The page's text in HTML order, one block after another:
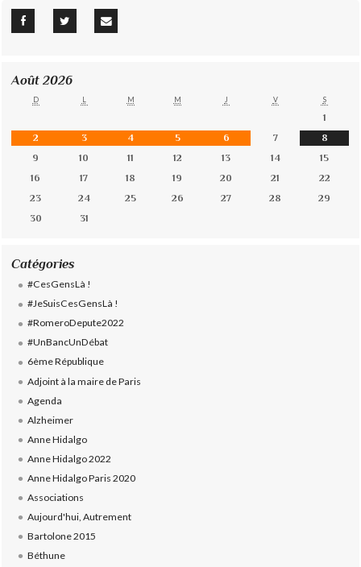
Août 2026
D L M M J V S
1
2
3 4 5 6 7
8
9
10 11 12 13 14
15
16
17 18 19 20 21
22
23
24 25 26 27 28
29
30
31
Catégories
#CesGensLà !
#JeSuisCesGensLà !
#RomeroDepute2022
#UnBancUnDébat
6ème République
Adjoint à la maire de Paris
Agenda
Alzheimer
Anne Hidalgo
Anne Hidalgo 2022
Anne Hidalgo Paris 2020
Associations
Aujourd'hui, Autrement
Bartolone 2015
Béthune